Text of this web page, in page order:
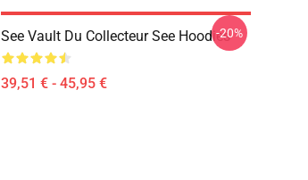
See Vault Du Collecteur See Hoodies
39,51 € - 45,95 €
-20%